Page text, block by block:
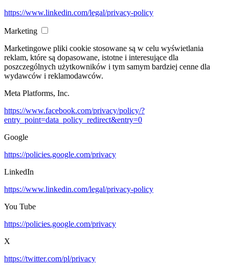
https://www.linkedin.com/legal/privacy-policy
Marketing
Marketingowe pliki cookie stosowane są w celu wyświetlania
reklam, które są dopasowane, istotne i interesujące dla
poszczególnych użytkowników i tym samym bardziej cenne dla
wydawców i reklamodawców.
Meta Platforms, Inc.
https://www.facebook.com/privacy/policy/?
entry_point=data_policy_redirect&entry=0
Google
https://policies.google.com/privacy
LinkedIn
https://www.linkedin.com/legal/privacy-policy
You Tube
https://policies.google.com/privacy
X
https://twitter.com/pl/privacy